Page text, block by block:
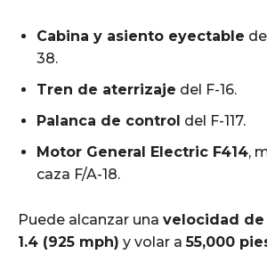
Cabina y asiento eyectable
38.
Tren de aterrizaje del F-16.
Palanca de control del F-117.
Motor General Electric F414,
caza F/A-18.
Puede alcanzar una velocidad de
1.4 (925 mph) y volar a55,000